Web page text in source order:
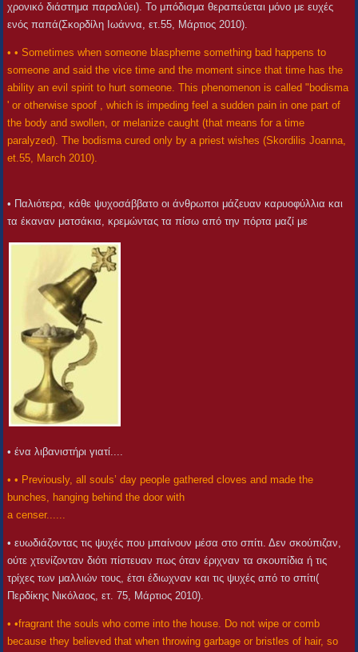
χρονικό διάστημα παραλύει). Το μπόδισμα θεραπεύεται μόνο με ευχές
ενός παπά(Σκορδίλη Ιωάννα, ετ.55, Μάρτιος 2010).
• • Sometimes when someone blaspheme something bad happens to
someone and said the vice time and the moment since that time has the
ability an evil spirit to hurt someone. This phenomenon is called "bodisma
' or otherwise spoof , which is impeding feel a sudden pain in one part of
the body and swollen, or melanize caught (that means for a time
paralyzed). The bodisma cured only by a priest wishes (Skordilis Joanna,
et.55, March 2010).
• Παλιότερα, κάθε ψυχοσάββατο οι άνθρωποι μάζευαν καρυοφύλλια και
τα έκαναν ματσάκια, κρεμώντας τα πίσω από την πόρτα μαζί με
• ένα λιβανιστήρι γιατί....
• • Previously, all souls’ day people gathered cloves and made the
bunches, hanging behind the door with
a censer......
• ευωδιάζοντας τις ψυχές που μπαίνουν μέσα στο σπίτι. Δεν σκούπιζαν,
ούτε χτενίζονταν διότι πίστευαν πως όταν έριχναν τα σκουπίδια ή τις
τρίχες των μαλλιών τους, έτσι έδιωχναν και τις ψυχές από το σπίτι(
Περδίκης Νικόλαος, ετ. 75, Μάρτιος 2010).
• •fragrant the souls who come into the house. Do not wipe or comb
because they believed that when throwing garbage or bristles of hair, so